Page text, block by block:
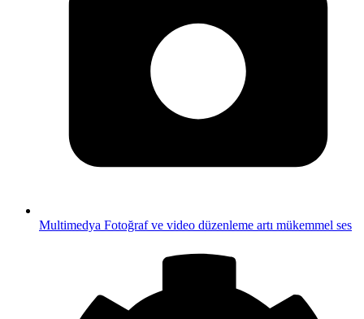
Multimedya Fotoğraf ve video düzenleme artı mükemmel ses